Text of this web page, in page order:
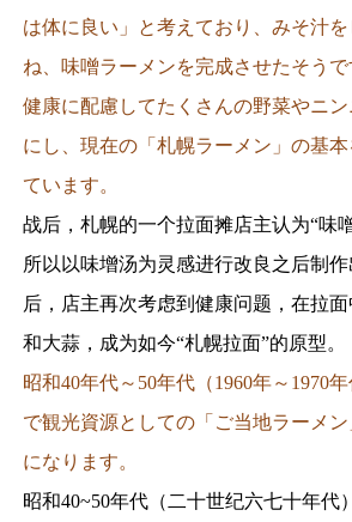
は体に良い」と考えており、みそ汁
ね、味噌ラーメンを完成させたそう
健康に配慮してたくさんの野菜やニン
にし、現在の「札幌ラーメン」の基
ています。
战后，札幌的一个拉面摊店主认为“味
所以以味增汤为灵感进行改良之后制
后，店主再次考虑到健康问题，在拉
和大蒜，成为如今“札幌拉面”的原型。
昭和40年代～50年代（1960年～1970
で観光資源としての「ご当地ラーメ
になります。
昭和40~50年代（二十世纪六七十年代